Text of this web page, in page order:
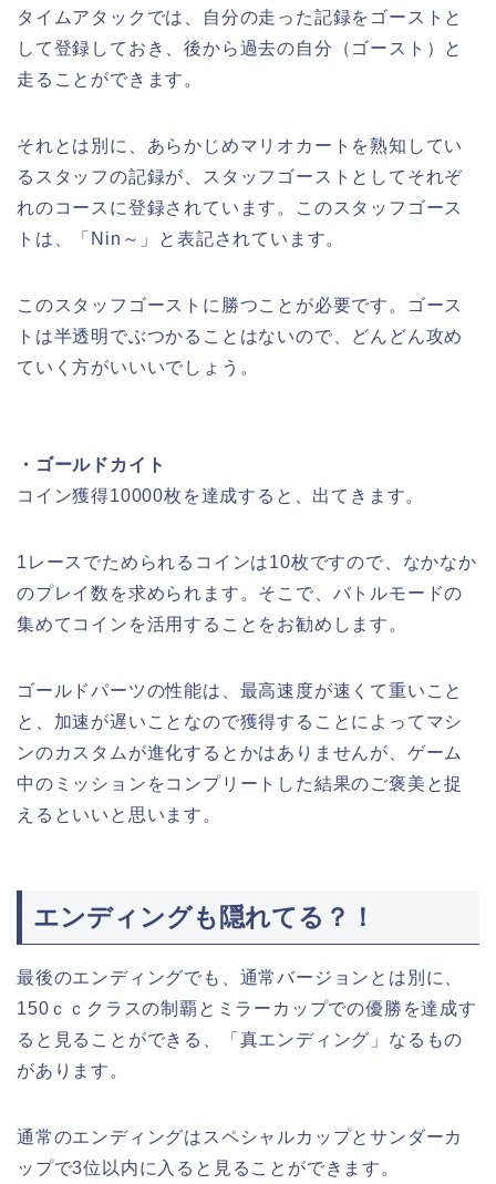
タイムアタックでは、自分の走った記録をゴーストと
して登録しておき、後から過去の自分（ゴースト）と
走ることができます。
それとは別に、あらかじめマリオカートを熟知してい
るスタッフの記録が、スタッフゴーストとしてそれぞ
れのコースに登録されています。このスタッフゴース
トは、「Nin～」と表記されています。
このスタッフゴーストに勝つことが必要です。ゴース
トは半透明でぶつかることはないので、どんどん攻め
ていく方がいいいでしょう。
・ゴールドカイト
コイン獲得10000枚を達成すると、出てきます。
1レースでためられるコインは10枚ですので、なかなか
のプレイ数を求められます。そこで、バトルモードの
集めてコインを活用することをお勧めします。
ゴールドパーツの性能は、最高速度が速くて重いこと
と、加速が遅いことなので獲得することによってマシ
ンのカスタムが進化するとかはありませんが、ゲーム
中のミッションをコンプリートした結果のご褒美と捉
えるといいと思います。
エンディングも隠れてる？！
最後のエンディングでも、通常バージョンとは別に、
150ｃｃクラスの制覇とミラーカップでの優勝を達成す
ると見ることができる、「真エンディング」なるもの
があります。
通常のエンディングはスペシャルカップとサンダーカ
ップで3位以内に入ると見ることができます。